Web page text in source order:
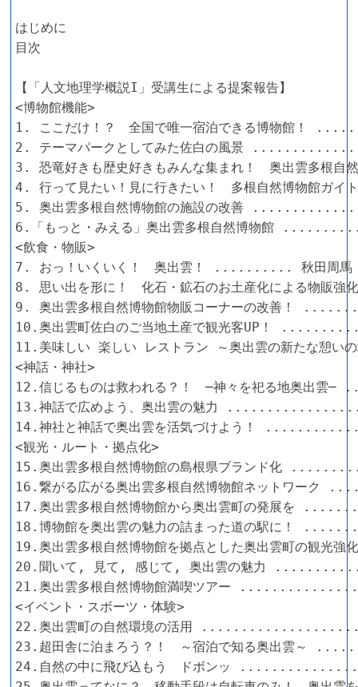
はじめに
目次
【「人文地理学概説I」受講生による提案報告】
<博物館機能>
1. ここだけ！？　全国で唯一宿泊できる博物
2. テーマパークとしてみた佐白の風景
3. 恐竜好きも歴史好きもみんな集まれ！　奥出雲多
4. 行って見たい！見に行きたい！　多根自然博物
5. 奥出雲多根自然博物館の施設の改善
6.「もっと・みえる」奥出雲多根自然博物館
<飲食・物販>
7. おっ！いくいく！　奥出雲！ .......... 秋田周馬
8. 思い出を形に！　化石・鉱石のお土産化による
9. 奥出雲多根自然博物館物販コーナーの改善
10.奥出雲町佐白のご当地土産で観光客UP！
11.美味しい 楽しい レストラン ～奥出雲の新たな憩
<神話・神社>
12.信じるものは救われる？！　─神々を祀る地奥
13.神話で広めよう、奥出雲の魅力
14.神社と神話で奥出雲を活気づけよう！
<観光・ルート・拠点化>
15.奥出雲多根自然博物館の島根県ブランド
16.繋がる広がる奥出雲多根自然博物館ネットワ
17.奥出雲多根自然博物館から奥出雲町の発展
18.博物館を奥出雲の魅力の詰まった道の駅に
19.奥出雲多根自然博物館を拠点とした奥出雲町の
20.聞いて, 見て, 感じて, 奥出雲の魅力
21.奥出雲多根自然博物館満喫ツアー
<イベント・スボーツ・体験>
22.奥出雲町の自然環境の活用
23.超田舎に泊まろう？！　～宿泊で知る奥出
24.自然の中に飛び込もう　ドボンッ